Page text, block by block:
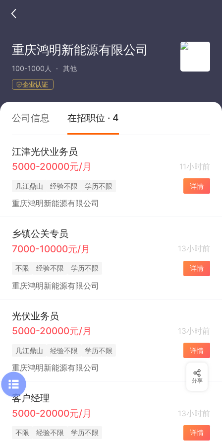
重庆鸿明新能源有限公司
100-1000人 其他
企业认证
公司信息 在招职位 · 4
江津光伏业务员
5000-20000元/月
11小时前
几江鼎山 经验不限 学历不限 详情
重庆鸿明新能源有限公司
乡镇公关专员
7000-10000元/月
13小时前
不限 经验不限 学历不限 详情
重庆鸿明新能源有限公司
光伏业务员
5000-20000元/月
13小时前
几江鼎山 经验不限 学历不限 详情
重庆鸿明新能源有限公司
客户经理
5000-20000元/月
13小时前
不限 经验不限 学历不限 详情
分享